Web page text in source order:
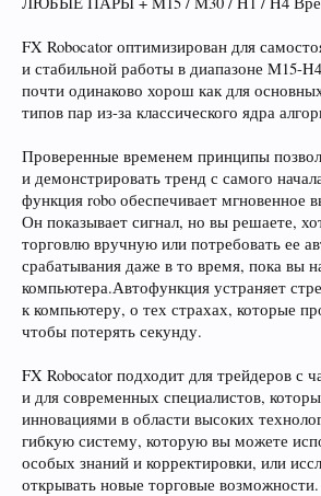
FX Robocator оптимизирован для
и стабильной работы в диапазоне M15-
почти одинаково хорош как для
типов пар из-за классического ядра
Проверенные временем принципы
и демонстрировать тренд с самого
функция robo обеспечивает мгновенное
Он показывает сигнал, но вы решаете,
торговлю вручную или потребовать ее
срабатывания даже в то время, пока вы
компьютера.Автофункция устраняет
к компьютеру, о тех страхах, которые
чтобы потерять секунду.
FX Robocator подходит для трейдеров с
и для современных специалистов,
инновациями в области высоких
гибкую систему, которую вы можете
особых знаний и корректировки, или
открывать новые торговые возможности.